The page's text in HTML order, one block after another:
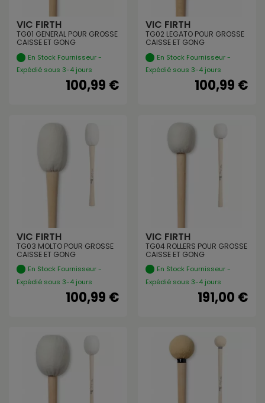
VIC FIRTH
TG01 GENERAL POUR GROSSE
CAISSE ET GONG
En Stock Fournisseur -
Expédié sous 3-4 jours
100,99 €
VIC FIRTH
TG02 LEGATO POUR GROSSE
CAISSE ET GONG
En Stock Fournisseur -
Expédié sous 3-4 jours
100,99 €
VIC FIRTH
TG03 MOLTO POUR GROSSE
CAISSE ET GONG
En Stock Fournisseur -
Expédié sous 3-4 jours
100,99 €
VIC FIRTH
TG04 ROLLERS POUR GROSSE
CAISSE ET GONG
En Stock Fournisseur -
Expédié sous 3-4 jours
191,00 €